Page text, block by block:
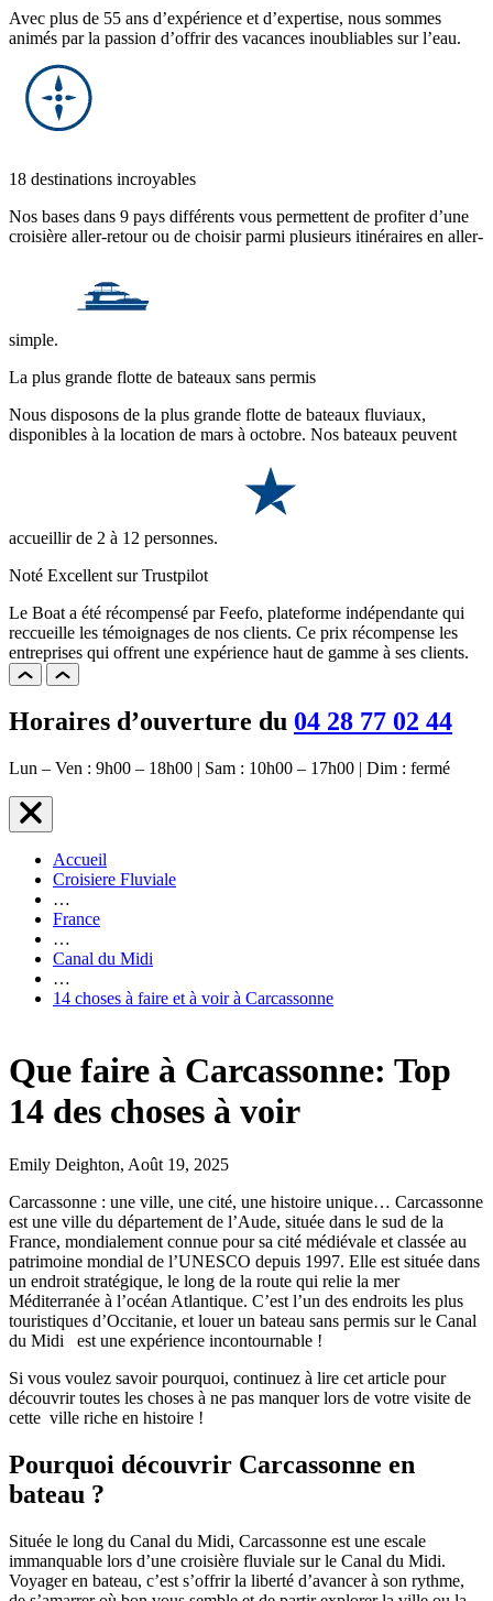
Avec plus de 55 ans d’expérience et d’expertise, nous sommes
animés par la passion d’offrir des vacances inoubliables sur l’eau.
18 destinations incroyables
Nos bases dans 9 pays différents vous permettent de profiter d’une
croisière aller-retour ou de choisir parmi plusieurs itinéraires en aller-
simple.
La plus grande flotte de bateaux sans permis
Nous disposons de la plus grande flotte de bateaux fluviaux,
disponibles à la location de mars à octobre. Nos bateaux peuvent
accueillir de 2 à 12 personnes.
Noté Excellent sur Trustpilot
Le Boat a été récompensé par Feefo, plateforme indépendante qui
reccueille les témoignages de nos clients. Ce prix récompense les
entreprises qui offrent une expérience haut de gamme à ses clients.
Horaires d’ouverture du 04 28 77 02 44
Lun – Ven : 9h00 – 18h00 | Sam : 10h00 – 17h00 | Dim : fermé
Accueil
Croisiere Fluviale
…
France
…
Canal du Midi
…
14 choses à faire et à voir à Carcassonne
Que faire à Carcassonne: Top
14 des choses à voir
Emily Deighton, Août 19, 2025
Carcassonne : une ville, une cité, une histoire unique… Carcassonne
est une ville du département de l’Aude, située dans le sud de la
France, mondialement connue pour sa cité médiévale et classée au
patrimoine mondial de l’UNESCO depuis 1997. Elle est située dans
un endroit stratégique, le long de la route qui relie la mer
Méditerranée à l’océan Atlantique. C’est l’un des endroits les plus
touristiques d’Occitanie, et louer un bateau sans permis sur le Canal
du Midi est une expérience incontournable !
Si vous voulez savoir pourquoi, continuez à lire cet article pour
découvrir toutes les choses à ne pas manquer lors de votre visite de
cette ville riche en histoire !
Pourquoi découvrir Carcassonne en
bateau ?
Située le long du Canal du Midi, Carcassonne est une escale
immanquable lors d’une croisière fluviale sur le Canal du Midi.
Voyager en bateau, c’est s’offrir la liberté d’avancer à son rythme,